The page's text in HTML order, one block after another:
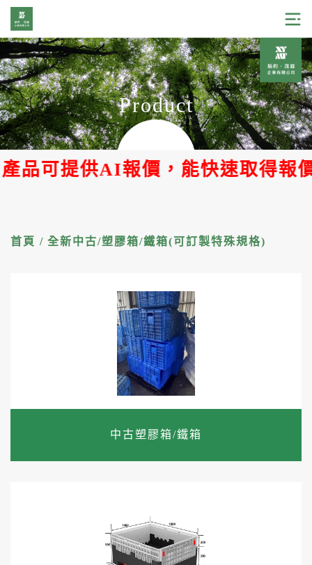
Product
可提供AI報價，能快速取得報價單
首頁 / 全新中古/塑膠箱/鐵箱(可訂製特殊規格)
中古塑膠箱/鐵箱